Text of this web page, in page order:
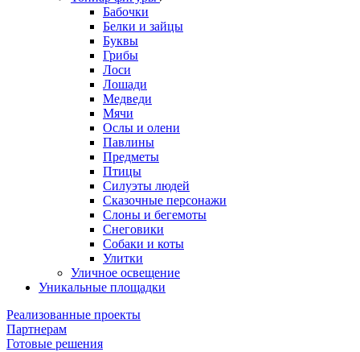
Бабочки
Белки и зайцы
Буквы
Грибы
Лоси
Лошади
Медведи
Мячи
Ослы и олени
Павлины
Предметы
Птицы
Силуэты людей
Сказочные персонажи
Слоны и бегемоты
Снеговики
Собаки и коты
Улитки
Уличное освещение
Уникальные площадки
Реализованные проекты
Партнерам
Готовые решения